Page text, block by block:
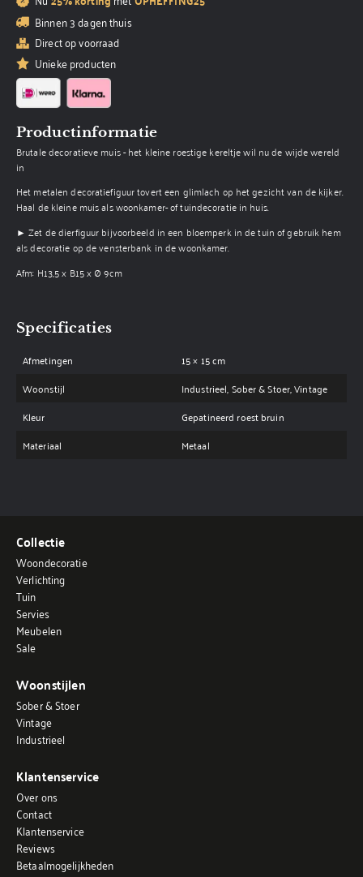
Binnen 3 dagen thuis
Direct op voorraad
Unieke producten
Productinformatie
Brutale decoratieve muis - het kleine roestige kereltje wil nu de wijde wereld
in
Het metalen decoratiefiguur tovert een glimlach op het gezicht van de kijker.
Haal de kleine muis als woonkamer- of tuindecoratie in huis.
► Zet de dierfiguur bijvoorbeeld in een bloemperk in de tuin of gebruik hem
als decoratie op de vensterbank in de woonkamer.
Afm: H13,5 x B15 x Ø 9cm
Specificaties
Afmetingen
15 × 15 cm
Woonstijl
Industrieel, Sober & Stoer, Vintage
Kleur
Gepatineerd roest bruin
Materiaal
Metaal
Collectie
Woondecoratie
Verlichting
Tuin
Servies
Meubelen
Sale
Woonstijlen
Sober & Stoer
Vintage
Industrieel
Klantenservice
Over ons
Contact
Klantenservice
Reviews
Betaalmogelijkheden